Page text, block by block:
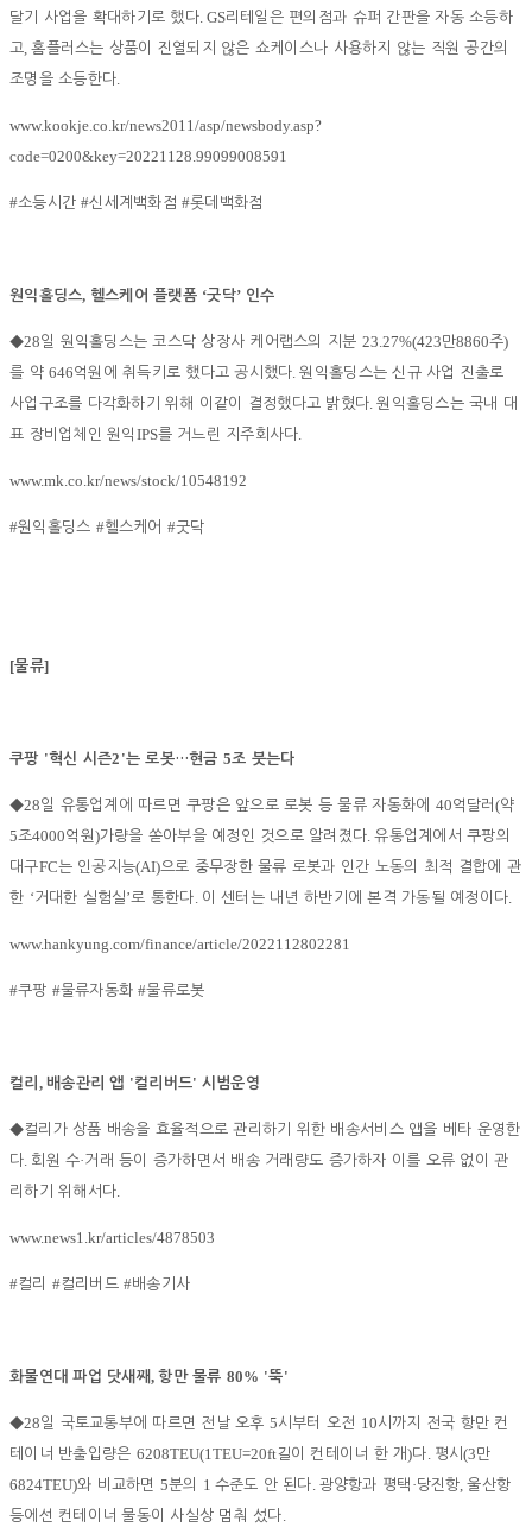
달기 사업을 확대하기로 했다. GS리테일은 편의점과 슈퍼 간판을 자동 소등하
고,홈플러스는 상품이 진열되지 않은 쇼케이스나 사용하지 않는 직원 공간의
조명을 소등한다.
www.kookje.co.kr/news2011/asp/newsbody.asp?
code=0200&key=20221128.99099008591
#소등시간#신세계백화점#롯데백화점
원익홀딩스, 헬스케어 플랫폼 ‘굿닥’ 인수
◆28일 원익홀딩스는 코스닥 상장사 케어랩스의 지분 23.27%(423만8860주)
를 약646억원에 취득키로 했다고 공시했다.원익홀딩스는 신규 사업 진출로
사업구조를 다각화하기 위해 이같이 결정했다고 밝혔다.원익홀딩스는 국내 대
표 장비업체인 원익 IPS를 거느린 지주회사다.
www.mk.co.kr/news/stock/10548192
#원익홀딩스 #헬스케어 #굿닥
[물류]
쿠팡 '혁신 시즌2'는 로봇…현금 5조 붓는다
◆28일 유통업계에 따르면 쿠팡은 앞으로 로봇 등 물류 자동화에 40억달러(약
5조4000억원 )가량을 쏟아부을 예정인 것으로 알려졌다.유통업계에서 쿠팡의
대구FC는 인공지능(AI)으로 중무장한 물류 로봇과 인간 노동의 최적 결합에 관
한 ‘거대한 실험실’로 통한다. 이 센터는 내년 하반기에 본격 가동될 예정이다.
www.hankyung.com/finance/article/2022112802281
#쿠팡 #물류자동화#물류로봇
컬리 ,배송관리 앱 '컬리버드' 시범운영
◆컬리가 상품 배송을 효율적으로 관리하기 위한 배송서비스 앱을 베타 운영한
다. 회원 수·거래 등이 증가하면서 배송 거래량도 증가하자 이를 오류 없이 관
리하기 위해서다.
www.news1.kr/articles/4878503
#컬리 #컬리버드#배송기사
화물연대 파업 닷새째,항만 물류 80% '뚝'
◆28일 국토교통부에 따르면 전날 오후 5시부터 오전 10시까지 전국 항만 컨
테이너 반출입량은 6208TEU(1TEU=20ft길이 컨테이너 한 개)다. 평시(3만
6824TEU)와 비교하면 5분의 1 수준도 안 된다. 광양항과 평택 ·당진항,울산항
등에선 컨테이너 물동이 사실상 멈춰 섰다.